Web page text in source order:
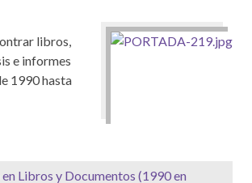
libros,
e informes
1990 hasta
Libros y Documentos (1990 en